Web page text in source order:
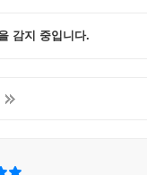
감지 중입니다.